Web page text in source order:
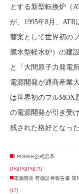
とする新型転換炉（
が、1995年8月、
替案として世界初の
騰水型軽水炉）の建
と「大間原子力発電
電源開発が通商産業
は世界初のフルMOX
の電源開発が引き受
残された格好となっ
J-POWER公式沿革
[16][18][19][21]
電源開発 有価証券報告書 第
[17]